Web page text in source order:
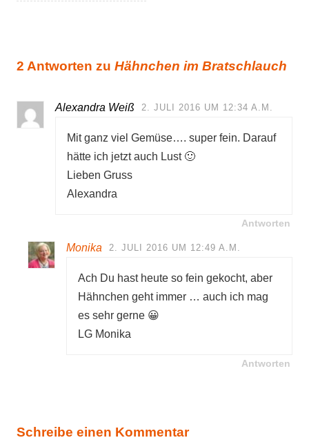
2 Antworten zu Hähnchen im Bratschlauch
Alexandra Weiß 2. JULI 2016 UM 12:34 A.M.
Mit ganz viel Gemüse…. super fein. Darauf
hätte ich jetzt auch Lust 🙂
Lieben Gruss
Alexandra
Antworten
Monika 2. JULI 2016 UM 12:49 A.M.
Ach Du hast heute so fein gekocht, aber
Hähnchen geht immer … auch ich mag
es sehr gerne 😀
LG Monika
Antworten
Schreibe einen Kommentar